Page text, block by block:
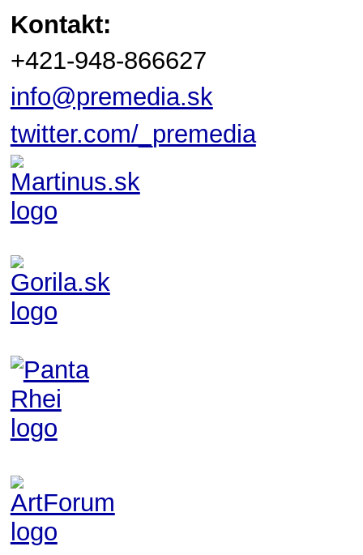
Kontakt:
+421-948-866627
info@premedia.sk
twitter.com/_premedia